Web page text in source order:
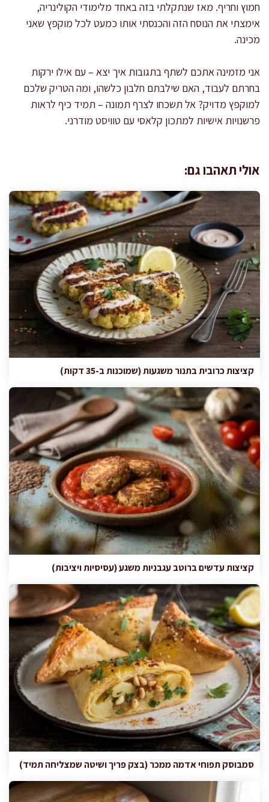
חמוץ וחריף. מאז שנתקלתי בזה באחד מלימודי הקולינריה,
אימצתי את הנוסח הזה והכנסתי אותו כמעט לכל מוקפץ שאני
מכינה.
אני מזמינה אתכם לשתף בתגובות איך יצא – עם אילו ירקות
בחרתם לעבוד, האם שילבתם חלבון כלשהו, ומה הטריק שלכם
למוקפץ מדויק? אל תשכחו לצרף תמונה – תמיד כיף לראות
פרשנויות אישיות למתכון קלאסי עם טוויסט מודרני.
אולי תאהבו גם:
קציצות כרובית בתנור משגעות (שמוכנות ב-35 דקות)
קציצות עדשים ברוטב עגבניות משגע (עסיסיות ויציבות)
סמבוסק תפוחי אדמה ממכר (בצק פריך ושיטה שמצליחה תמיד)